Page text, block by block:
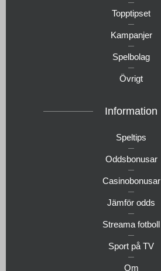
Topptipset
Kampanjer
Spelbolag
Övrigt
Information
Speltips
Oddsbonusar
Casinobonusar
Jämför odds
Streama fotboll
Sport på TV
Om